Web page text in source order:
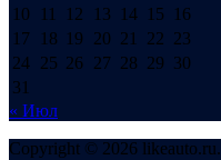
10
11 12 13 14 15
16
17
18 19 20 21 22 23
24 25 26 27 28 29 30
31
« Июл
Copyright © 2026 likeauto.ru.